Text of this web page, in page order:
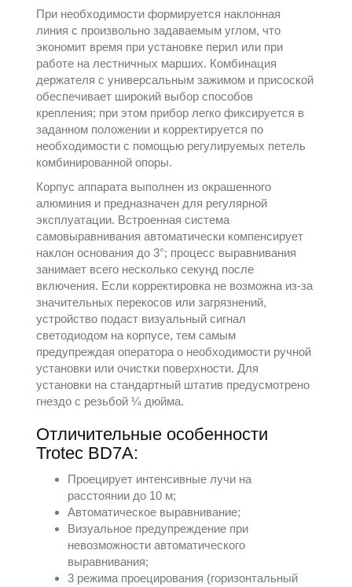
При необходимости формируется наклонная
линия с произвольно задаваемым углом, что
экономит время при установке перил или при
работе на лестничных марших. Комбинация
держателя с универсальным зажимом и присоской
обеспечивает широкий выбор способов
крепления; при этом прибор легко фиксируется в
заданном положении и корректируется по
необходимости с помощью регулируемых петель
комбинированной опоры.
Корпус аппарата выполнен из окрашенного
алюминия и предназначен для регулярной
эксплуатации. Встроенная система
самовыравнивания автоматически компенсирует
наклон основания до 3°; процесс выравнивания
занимает всего несколько секунд после
включения. Если корректировка не возможна из‑за
значительных перекосов или загрязнений,
устройство подаст визуальный сигнал
светодиодом на корпусе, тем самым
предупреждая оператора о необходимости ручной
установки или очистки поверхности. Для
установки на стандартный штатив предусмотрено
гнездо с резьбой ¼ дюйма.
Отличительные особенности
Trotec BD7A:
Проецирует интенсивные лучи на
расстоянии до 10 м;
Автоматическое выравнивание;
Визуальное предупреждение при
невозможности автоматического
выравнивания;
3 режима проецирования (горизонтальный